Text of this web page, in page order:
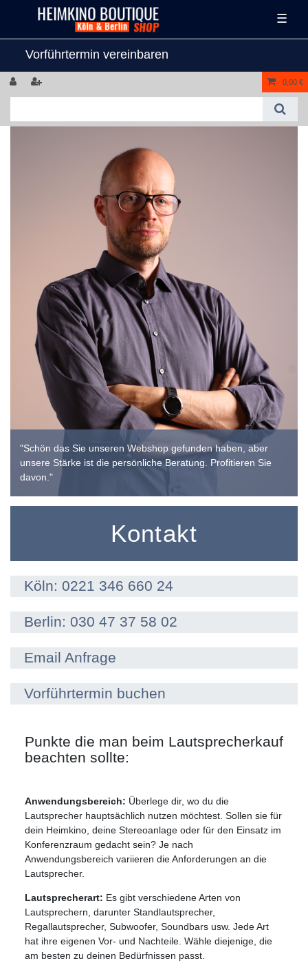
☰
Vorführtermin vereinbaren
0,00 €
"Schön das Sie unseren Webshop gefunden haben, aber
unsere Stärke ist die persönliche Beratung. Profitieren Sie
davon."
Kontakt
Köln: 0221 346 660 24
Berlin: 030 47 37 58 02
Email Anfrage
Vorführtermin buchen
Punkte die man beim Lautsprecherkauf
beachten sollte:
Anwendungsbereich: Überlege dir, wo du die
Lautsprecher hauptsächlich nutzen möchtest. Sollen sie für
dein Heimkino, deine Stereoanlage oder für den Einsatz im
Konferenzraum gedacht sein? Je nach
Anwendungsbereich variieren die Anforderungen an die
Lautsprecher.
Lautsprecherart: Es gibt verschiedene Arten von
Lautsprechern, darunter Standlautsprecher,
Regallautsprecher, Subwoofer, Soundbars usw. Jede Art
hat ihre eigenen Vor- und Nachteile. Wähle diejenige, die
am besten zu deinen Bedürfnissen passt.